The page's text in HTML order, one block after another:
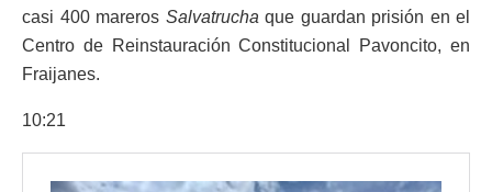
casi 400 mareros Salvatrucha que guardan prisión en el
Centro de Reinstauración Constitucional Pavoncito, en
Fraijanes.
10:21